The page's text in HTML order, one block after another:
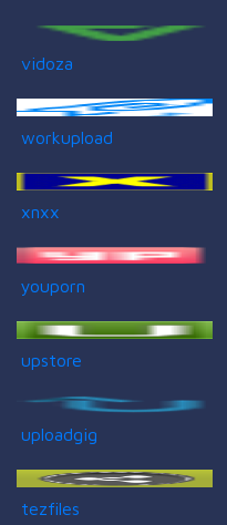
vidoza
workupload
xnxx
youporn
upstore
uploadgig
tezfiles